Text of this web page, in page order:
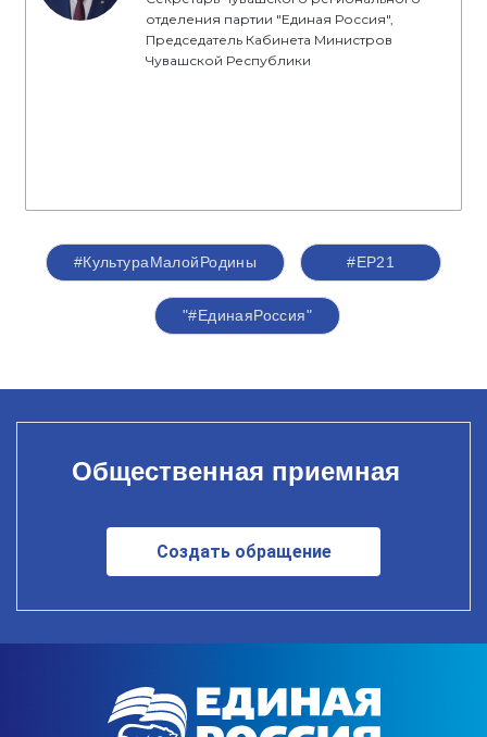
отделения партии "Единая Россия",
Председатель Кабинета Министров
Чувашской Республики
#КультураМалойРодины #ЕР21
"#ЕдинаяРоссия"
Общественная приемная
Создать обращение